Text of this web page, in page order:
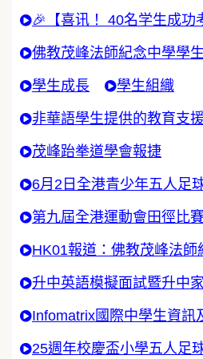
🎉【喜讯！ 40名学生成功
佛教茂峰法師紀念中學學
學生成長 學生組織
非華語學生提供的教育支
茂峰跆拳道學會報捷
6月2日全港青少年五人足
第九屆全港運動會田徑比
HK01報道：佛教茂峰法師
升中英語模擬面試暨升中
Infomatrix國際中學生資訊
25週年校慶盃小學五人足